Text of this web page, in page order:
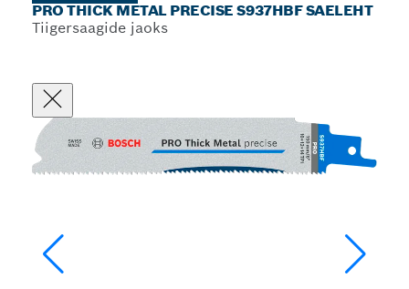
PRO THICK METAL PRECISE S937HBF SAELEHT
Tiigersaagide jaoks